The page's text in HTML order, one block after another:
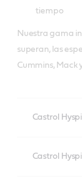
tiempo
Nuestra gama
superan, las
Cummins, Mack
Castrol
Castrol